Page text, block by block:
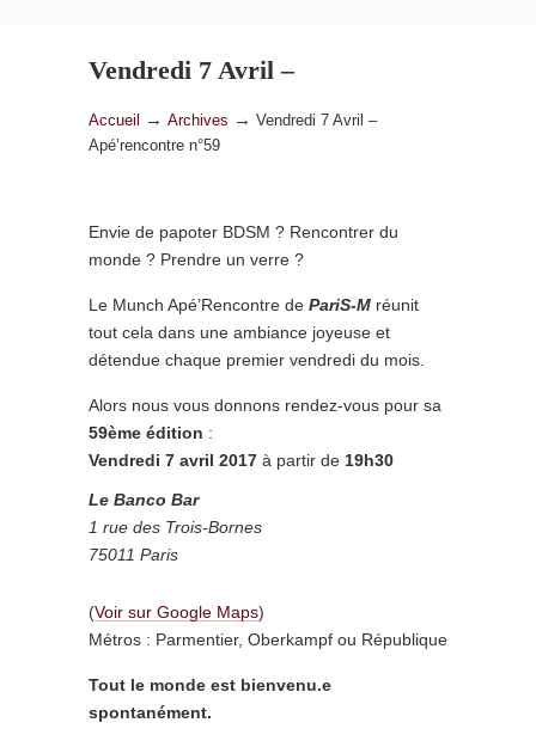
Vendredi 7 Avril –
Apé’rencontre n°59
Accueil → Archives → Vendredi 7 Avril –
Apé’rencontre n°59
Envie de papoter BDSM ? Rencontrer du
monde ? Prendre un verre ?
Le Munch Apé’Rencontre de PariS-M réunit
tout cela dans une ambiance joyeuse et
détendue chaque premier vendredi du mois.
Alors nous vous donnons rendez-vous pour sa
59ème édition :
Vendredi 7 avril 2017 à partir de 19h30
Le Banco Bar
1 rue des Trois-Bornes
75011 Paris
(Voir sur Google Maps)
Métros : Parmentier, Oberkampf ou République
Tout le monde est bienvenu.e
spontanément.